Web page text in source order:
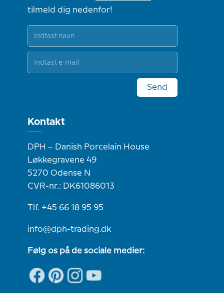
tilmeld dig nedenfor!
Send
Kontakt
DPH – Danish Porcelain House
Løkkegravene 49
5270 Odense N
CVR-nr.: DK61086013
Tlf. +45 66 18 95 95
info@dph-trading.dk
Følg os på de sociale medier: